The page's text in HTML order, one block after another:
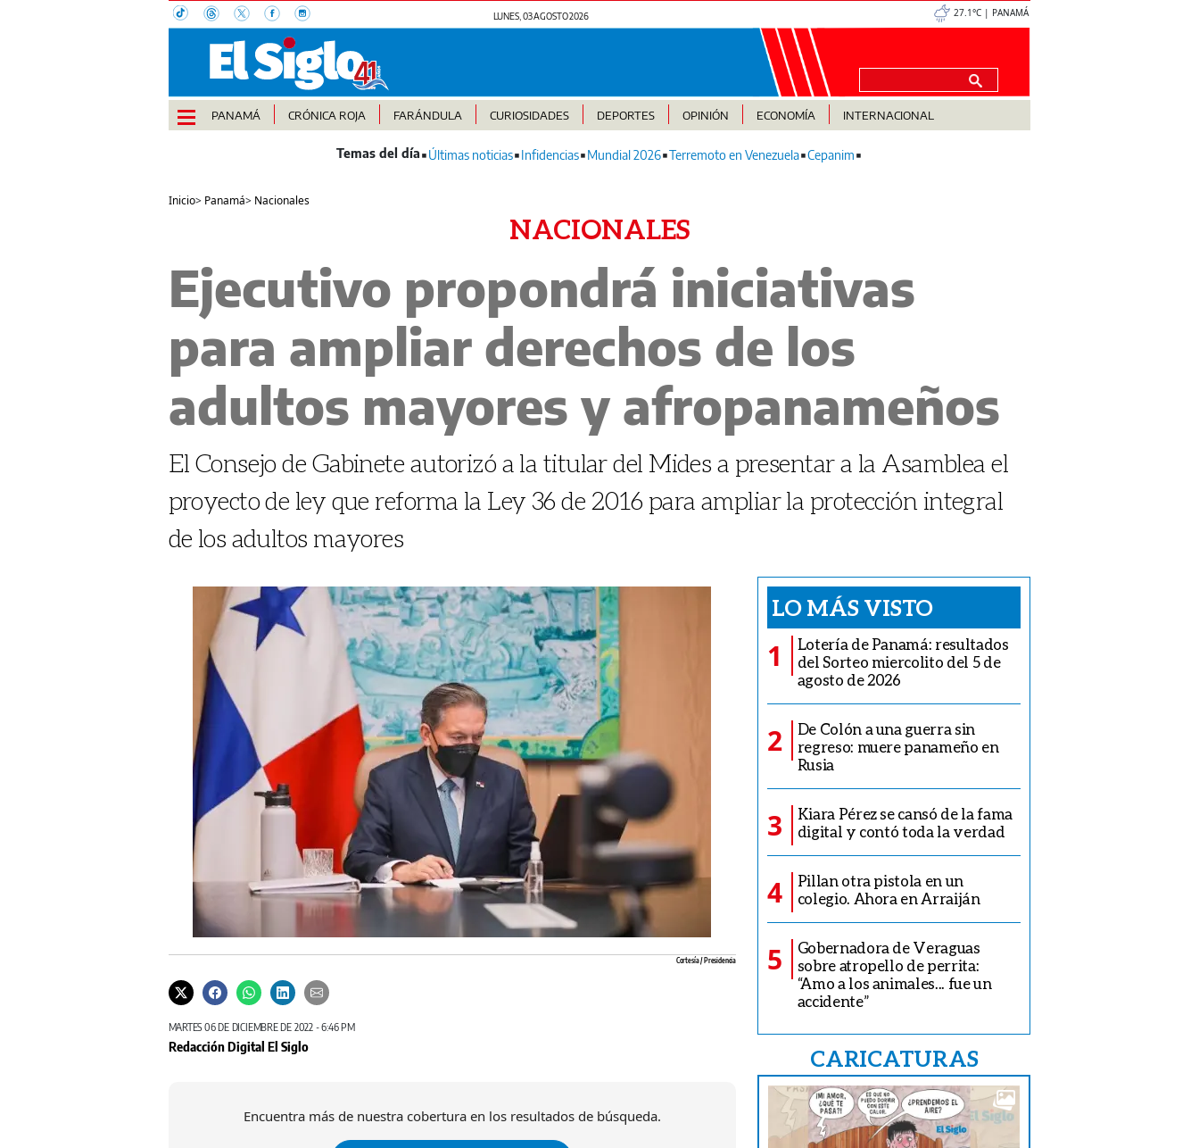
LUNES, 03 AGOSTO 2026 27.1°C | PANAMÁ
PANAMÁ CRÓNICA ROJA FARÁNDULA CURIOSIDADES DEPORTES OPINIÓN ECONOMÍA INTERNACIONAL
Últimas noticias Infidencias Mundial 2026 Terremoto en Venezuela Cepanim
Inicio> Panamá> Nacionales
NACIONALES
Ejecutivo propondrá iniciativas
para ampliar derechos de los
adultos mayores y afropanameños
El Consejo de Gabinete autorizó a la titular del Mides a presentar a la Asamblea el
proyecto de ley que reforma la Ley 36 de 2016 para ampliar la protección integral
de los adultos mayores
Cortesía / Presidencia
MARTES 06 DE DICIEMBRE DE 2022 - 6:46 PM
Redacción Digital El Siglo
Encuentra más de nuestra cobertura en los resultados de búsqueda.
LO MÁS VISTO
1
Lotería de Panamá: resultados
del Sorteo miercolito del 5 de
agosto de 2026
2
De Colón a una guerra sin
regreso: muere panameño en
Rusia
3
Kiara Pérez se cansó de la fama
digital y contó toda la verdad
4
Pillan otra pistola en un
colegio. Ahora en Arraiján
5
Gobernadora de Veraguas
sobre atropello de perrita:
“Amo a los animales... fue un
accidente”
CARICATURAS